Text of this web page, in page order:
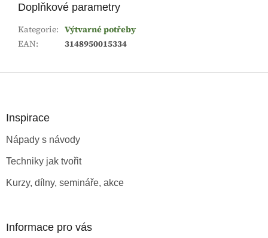
Doplňkové parametry
Kategorie: Výtvarné potřeby
EAN: 3148950015334
Inspirace
Nápady s návody
Techniky jak tvořit
Kurzy, dílny, semináře, akce
Informace pro vás